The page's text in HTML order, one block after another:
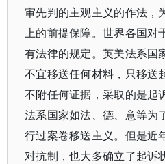
审先判的主观主义的作法，
上的前提保障。世界各国对
有法律的规定。英美法系国
不宜移送任何材料，只移送
不附任何证据，采取的是起
法系国家如法、德、意等为
行过案卷移送主义。但是近
对抗制，也大多确立了起诉